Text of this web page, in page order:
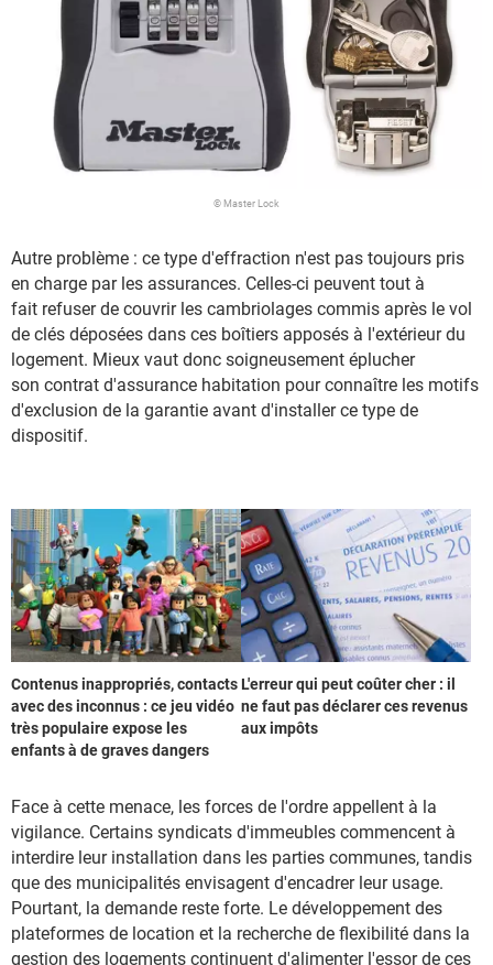
© Master Lock
Autre problème : ce type d'effraction n'est pas toujours pris
en charge par les assurances. Celles-ci peuvent tout à
fait refuser de couvrir les cambriolages commis après le vol
de clés déposées dans ces boîtiers apposés à l'extérieur du
logement. Mieux vaut donc soigneusement éplucher
son contrat d'assurance habitation pour connaître les motifs
d'exclusion de la garantie avant d'installer ce type de
dispositif.
Contenus inappropriés, contacts
avec des inconnus : ce jeu vidéo
très populaire expose les
enfants à de graves dangers
L'erreur qui peut coûter cher : il
ne faut pas déclarer ces revenus
aux impôts
Face à cette menace, les forces de l'ordre appellent à la
vigilance. Certains syndicats d'immeubles commencent à
interdire leur installation dans les parties communes, tandis
que des municipalités envisagent d'encadrer leur usage.
Pourtant, la demande reste forte. Le développement des
plateformes de location et la recherche de flexibilité dans la
gestion des logements continuent d'alimenter l'essor de ces